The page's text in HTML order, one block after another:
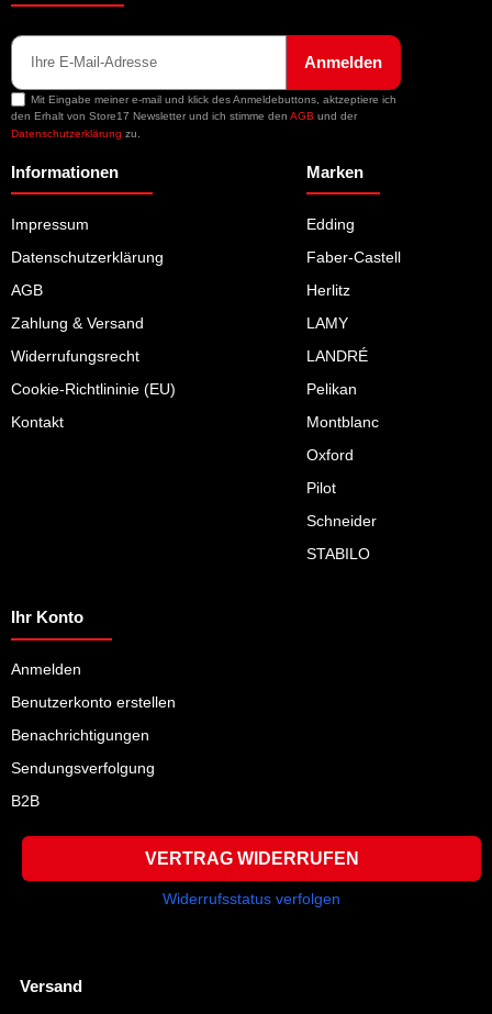
Anmelden
Mit Eingabe meiner e-mail und klick des Anmeldebuttons, aktzeptiere ich
den Erhalt von Store17 Newsletter und ich stimme den AGB und der
Datenschutzerklärung zu.
Informationen
Impressum
Datenschutzerklärung
AGB
Zahlung & Versand
Widerrufungsrecht
Cookie-Richtlininie (EU)
Kontakt
Marken
Edding
Faber-Castell
Herlitz
LAMY
LANDRÉ
Pelikan
Montblanc
Oxford
Pilot
Schneider
STABILO
Ihr Konto
Anmelden
Benutzerkonto erstellen
Benachrichtigungen
Sendungsverfolgung
B2B
VERTRAG WIDERRUFEN
Widerrufsstatus verfolgen
Versand